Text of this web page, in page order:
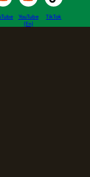
YouTube
(En)
TikTok